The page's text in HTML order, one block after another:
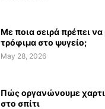
Με ποια σειρά πρέπει
τρόφιμα στο ψυγείο;
May 28, 2026
Πώς οργανώνουμε
στο σπίτι